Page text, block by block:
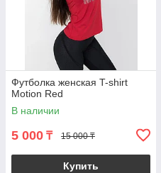
Футболка женская T-shirt
Motion Red
В наличии
5 000 ₸ 15 000 ₸
Купить